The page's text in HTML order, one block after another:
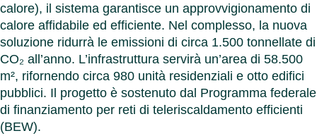
calore), il sistema garantisce un approvvigionamento di
calore affidabile ed efficiente. Nel complesso, la nuova
soluzione ridurrà le emissioni di circa 1.500 tonnellate di
CO₂ all’anno. L’infrastruttura servirà un’area di 58.500
m², rifornendo circa 980 unità residenziali e otto edifici
pubblici. Il progetto è sostenuto dal Programma federale
di finanziamento per reti di teleriscaldamento efficienti
(BEW).